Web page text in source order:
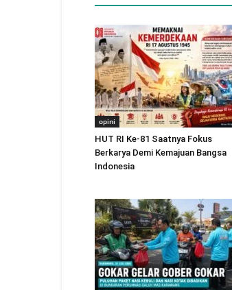
opini
HUT RI Ke-81 Saatnya Fokus
Berkarya Demi Kemajuan Bangsa
Indonesia